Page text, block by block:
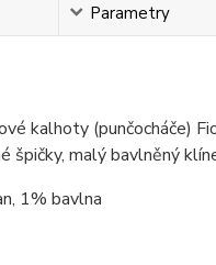
Parametry
kalhoty (punčocháče)
špičky, malý bavlněný
1% bavlna